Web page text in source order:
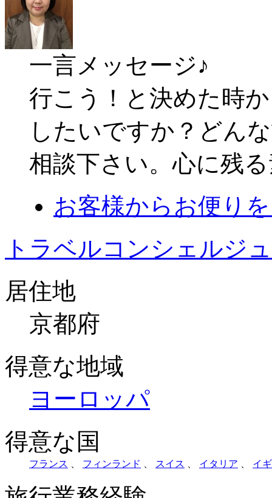
一言メッセージ♪
行こう！と決めた時
したいですか？どん
相談下さい。心に残
お客様からお便り
トラベルコンシェルジ
居住地
京都府
得意な地域
ヨーロッパ
得意な国
フランス フィンランド スイス イタリア イ